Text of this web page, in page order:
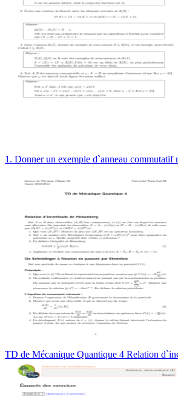
1. Donner un exemple d`anneau commutatif
TD de Mécanique Quantique 4 Relation